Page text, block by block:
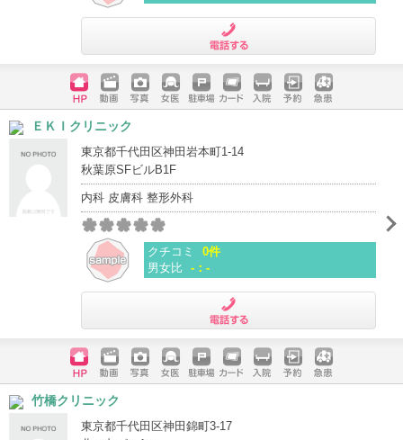
ホームペ
ージ
動画 写真 女医 駐車場
クレジッ
入院 予約 急患
ＥＫＩクリニック
東京都千代田区神田岩本町1-14
秋葉原SFビルB1F
内科 皮膚科 整形外科
クチコミ
0件
男女比 -：-
ホームペ
ージ
動画 写真 女医 駐車場
クレジッ
入院 予約 急患
竹橋クリニック
東京都千代田区神田錦町3-17